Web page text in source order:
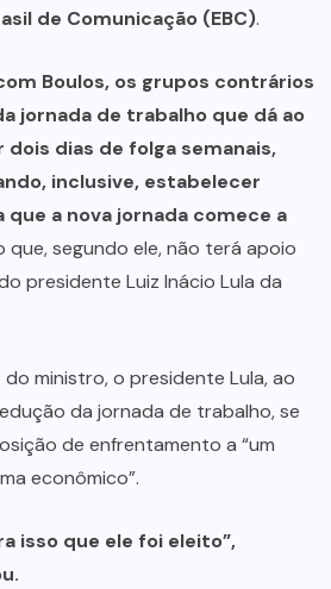
de Comunicação (EBC).
Boulos, os grupos contrários
jornada de trabalho que dá ao
dois dias de folga semanais,
inclusive, estabelecer
que a nova jornada comece a
que, segundo ele, não terá apoio
presidente Luiz Inácio Lula da
do ministro, o presidente Lula, ao
da jornada de trabalho, se
de enfrentamento a “um
econômico”.
isso que ele foi eleito”,